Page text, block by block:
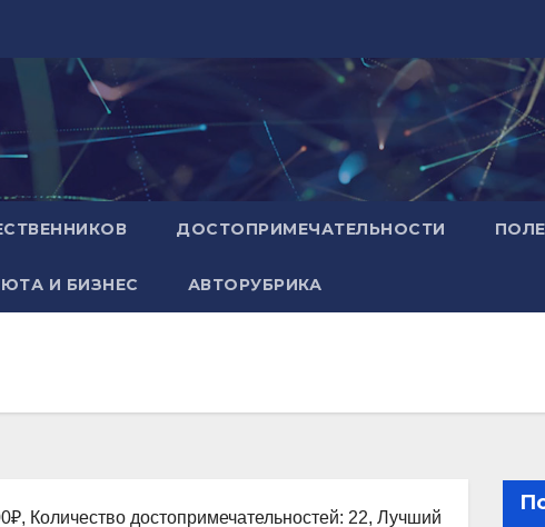
ДОСТОПРИМЕЧАТЕЛЬНОСТИ
И БИЗНЕС АВТОРУБРИКА
Количество достопримечательностей: 22, Лучший